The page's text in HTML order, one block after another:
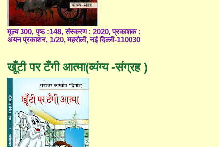
मूल्य 300, पृष्ठ :148, संस्करण : 2020, प्रकाशक :
अयन प्रकाशन, 1/20, महरौली, नई दिल्ली-110030
खूँटी पर टँगी आत्मा(व्यंग्य -संग्रह )